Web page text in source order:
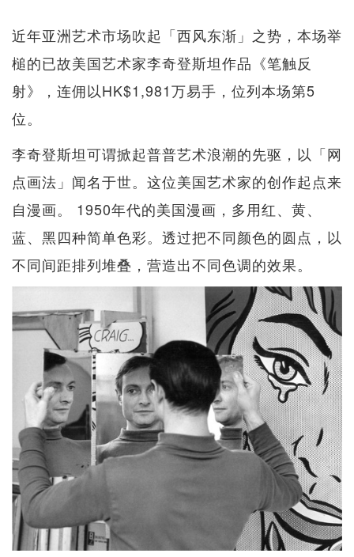
近年亚洲艺术市场吹起「西风东渐」之势，本场举
槌的已故美国艺术家李奇登斯坦作品《笔触反
射》，连佣以HK$1,981万易手，位列本场第5
位。
李奇登斯坦可谓掀起普普艺术浪潮的先驱，以「网
点画法」闻名于世。这位美国艺术家的创作起点来
自漫画。 1950年代的美国漫画，多用红、黄、
蓝、黑四种简单色彩。透过把不同颜色的圆点，以
不同间距排列堆叠，营造出不同色调的效果。